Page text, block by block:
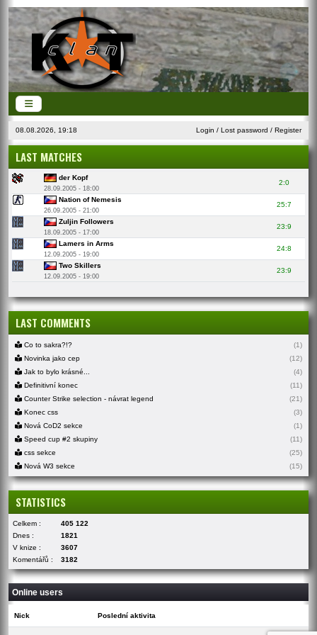
08.08.2026, 19:18 Login / Lost password / Register
LAST MATCHES
der Kopf
28.09.2005 - 18:00
2:0
Nation of Nemesis
26.09.2005 - 21:00
25:7
Zuljin Followers
18.09.2005 - 17:00
23:9
Lamers in Arms
12.09.2005 - 19:00
24:8
Two Skillers
12.09.2005 - 19:00
23:9
LAST COMMENTS
Co to sakra?!?
(1)
Novinka jako cep
(12)
Jak to bylo krásné...
(4)
Definitivní konec
(11)
Counter Strike selection - návrat legend
(21)
Konec css
(3)
Nová CoD2 sekce
(1)
Speed cup #2 skupiny
(11)
css sekce
(25)
Nová W3 sekce
(15)
STATISTICS
Celkem :
405 122
Dnes :
1821
V knize :
3607
Komentářů :
3182
Online users
Nick Poslední aktivita